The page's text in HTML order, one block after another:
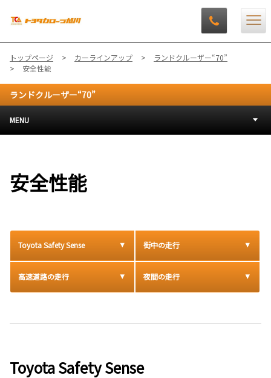
トップページ カーラインアップ
ランドクルーザー“70”
安全性能
ランドクルーザー“70”
MENU
安全性能
Toyota Safety Sense 街中の走行
高速道路の走行 夜間の走行
Toyota Safety Sense